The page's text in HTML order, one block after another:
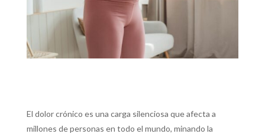
El dolor crónico es una carga silenciosa que afecta a
millones de personas en todo el mundo, minando la